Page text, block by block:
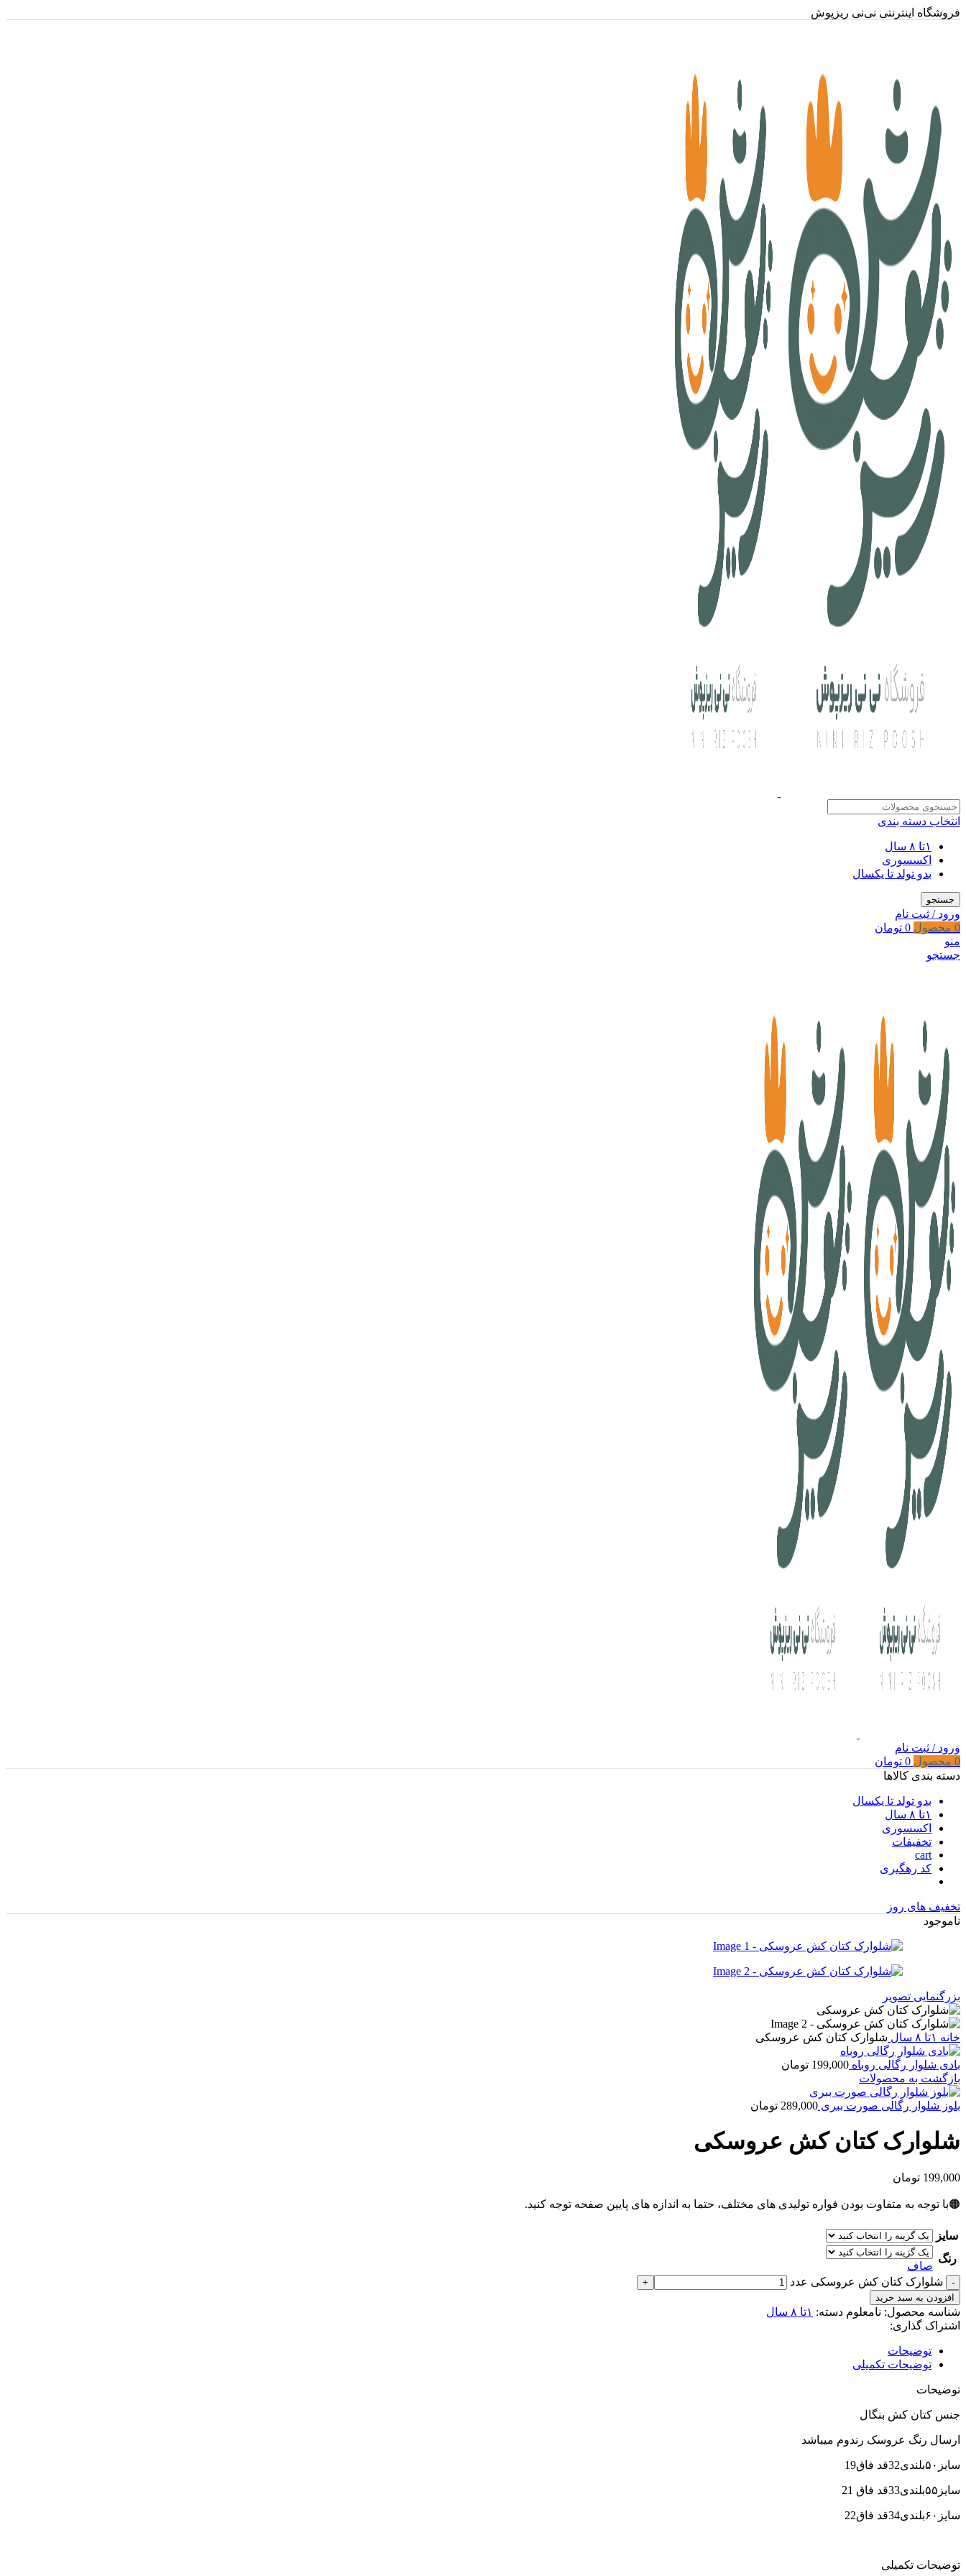
فروشگاه اینترنتی نی‌نی ریزپوش
انتخاب دسته بندی
۱تا ۸ سال
اکسسوری
بدو تولد تا یکسال
جستجو
ورود / ثبت نام
0 محصول 0 تومان
منو
جستجو
ورود / ثبت نام
0 محصول 0 تومان
دسته بندی کالاها
بدو تولد تا یکسال
۱تا ۸ سال
اکسسوری
تخفیفات
cart
کد رهگیری
تخفیف های روز
ناموجود
بزرگنمایی تصویر
خانه ۱تا ۸ سال شلوارک کتان کش عروسکی
بادی شلوار رگالی روباه 199,000 تومان
بازگشت به محصولات
بلوز شلوار رگالی صورت ببری 289,000 تومان
شلوارک کتان کش عروسکی
199,000 تومان
🟠با توجه به متفاوت بودن قواره تولیدی های مختلف، حتما به اندازه های پایین صفحه توجه کنید.
سایز
رنگ
صاف
شلوارک کتان کش عروسکی عدد
افزودن به سبد خرید
شناسه محصول: نامعلوم دسته: ۱تا ۸ سال
اشتراک گذاری:
توضیحات
توضیحات تکمیلی
توضیحات
جنس کتان کش بنگال
ارسال رنگ عروسک رندوم میباشد
سایز۵۰بلندی32قد فاق19
سایز۵۵بلندی33قد فاق 21
سایز۶۰بلندی34قد فاق22
توضیحات تکمیلی